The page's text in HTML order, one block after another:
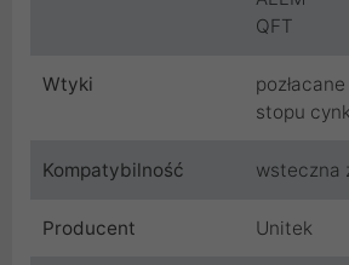
QFT
Wtyki
stopu
Kompatybilność wsteczna
Producent Unitek